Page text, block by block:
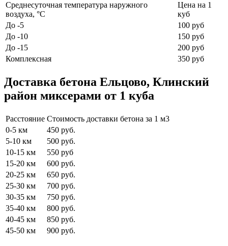
Среднесуточная температура наружного
воздуха, °C
Цена на 1
куб
До -5
100 руб
До -10
150 руб
До -15
200 руб
Комплексная
350 руб
Доставка бетона Ельцово, Клинский
район миксерами от 1 куба
Расстояние Стоимость доставки бетона за 1 м3
0-5 км
450 руб.
5-10 км
500 руб.
10-15 км
550 руб
15-20 км
600 руб.
20-25 км
650 руб.
25-30 км
700 руб.
30-35 км
750 руб.
35-40 км
800 руб.
40-45 км
850 руб.
45-50 км
900 руб.